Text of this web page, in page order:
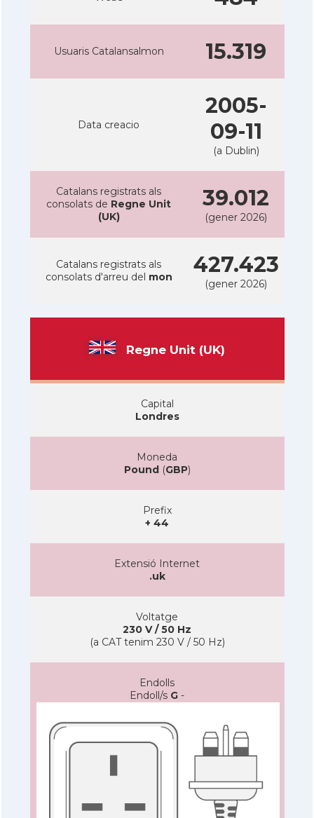
Usuaris Catalansalmon 15.319
Data creacio
2005-
09-11
(a Dublin)
Catalans registrats als
consolats de Regne Unit
(UK)
39.012
(gener 2026)
Catalans registrats als
consolats d'arreu del mon 427.423
(gener 2026)
Regne Unit (UK)
Capital
Londres
Moneda
Pound(GBP)
Prefix
+ 44
Extensió Internet
.uk
Voltatge
230 V / 50 Hz
(a CAT tenim 230 V / 50 Hz)
Endolls
Endoll/s G -